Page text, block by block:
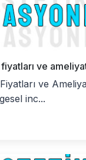
ve
ve
inc...